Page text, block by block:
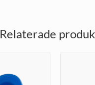
Relaterade